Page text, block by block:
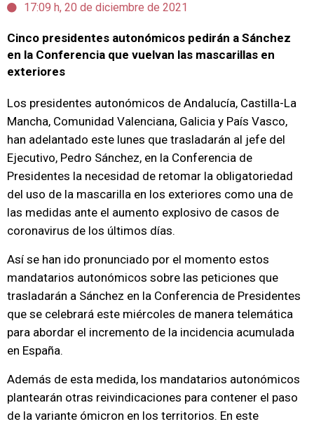
17:09 h, 20 de diciembre de 2021
Cinco presidentes autonómicos pedirán a Sánchez
en la Conferencia que vuelvan las mascarillas en
exteriores
Los presidentes autonómicos de Andalucía, Castilla-La
Mancha, Comunidad Valenciana, Galicia y País Vasco,
han adelantado este lunes que trasladarán al jefe del
Ejecutivo, Pedro Sánchez, en la Conferencia de
Presidentes la necesidad de retomar la obligatoriedad
del uso de la mascarilla en los exteriores como una de
las medidas ante el aumento explosivo de casos de
coronavirus de los últimos días.
Así se han ido pronunciado por el momento estos
mandatarios autonómicos sobre las peticiones que
trasladarán a Sánchez en la Conferencia de Presidentes
que se celebrará este miércoles de manera telemática
para abordar el incremento de la incidencia acumulada
en España.
Además de esta medida, los mandatarios autonómicos
plantearán otras reivindicaciones para contener el paso
de la variante ómicron en los territorios. En este